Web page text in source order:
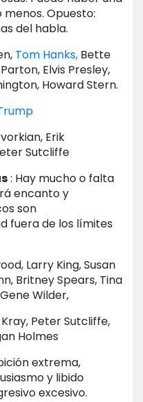
Opuesto:
del habla.
Tom Hanks, Bette
Elvis Presley,
Howard Stern.
Erik
Sutcliffe
: Hay mucho o falta
encanto y
son
fuera de los límites
Larry King, Susan
Britney Spears, Tina
Wilder,
Peter Sutcliffe,
Holmes
extrema,
y libido
excesivo.